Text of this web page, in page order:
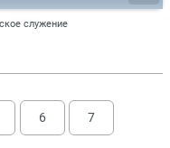
служение
6 7